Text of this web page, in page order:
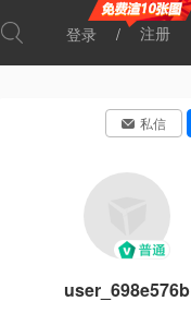
效果表现
登录 注册
私信
user_698e576b